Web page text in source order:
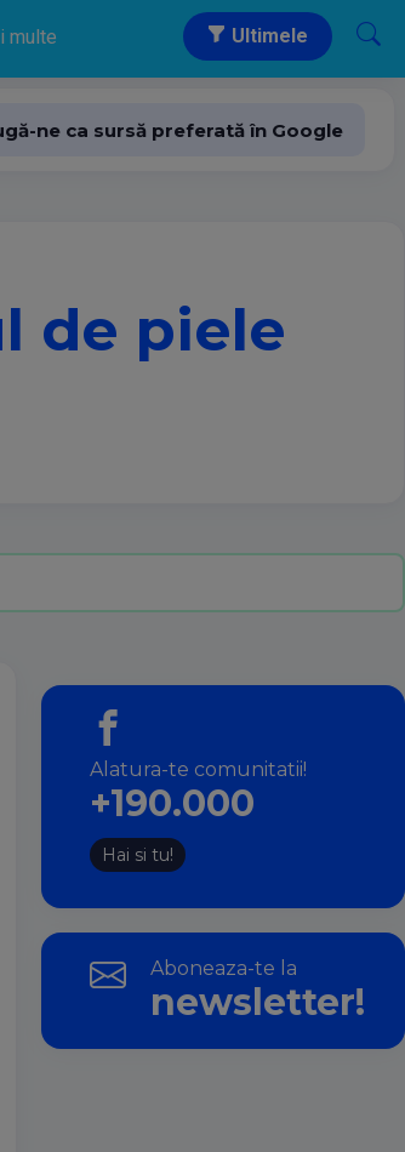
multe Ultimele
ne ca sursă preferată în Google
de piele
Alatura-te comunitatii!
+190.000
Hai si tu!
Aboneaza-te la
newsletter!